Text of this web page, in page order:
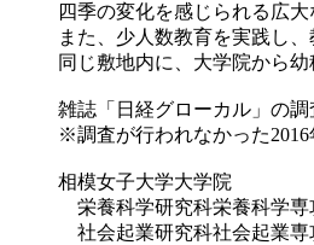
四季の変化を感じられる広
また、少人数教育を実践し
同じ敷地内に、大学院から
雑誌「日経グローカル」の
※調査が行われなかった2016
相模女子大学大学院
栄養科学研究科栄養科学専
社会起業研究科社会起業専